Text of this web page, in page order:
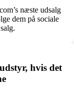
næste udsalg
dem på sociale
hvis det